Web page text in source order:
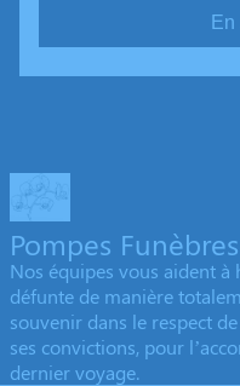
Pompes
Nos équipes vous aident
défunte de manière
souvenir dans le respect
ses convictions, pour
dernier voyage.